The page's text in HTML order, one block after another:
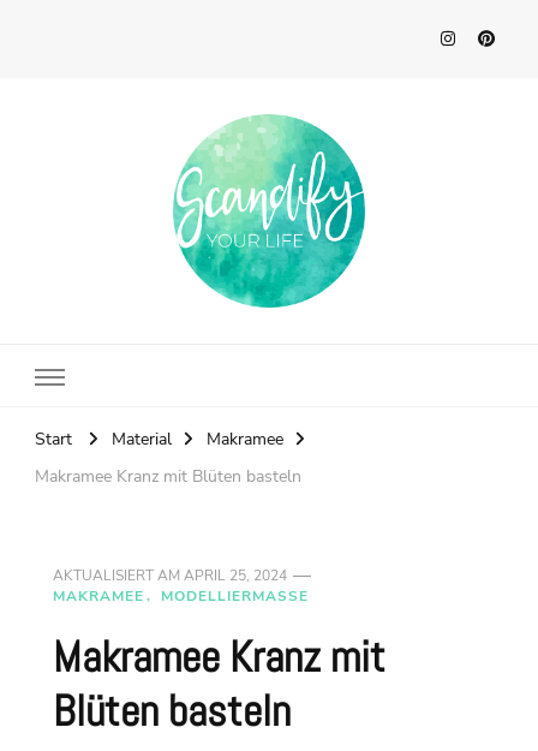
Start Material
Makramee
Makramee Kranz mit Blüten basteln
AKTUALISIERT AM APRIL 25, 2024
MAKRAMEE
MODELLIERMASSE
Makramee Kranz mit
Blüten basteln